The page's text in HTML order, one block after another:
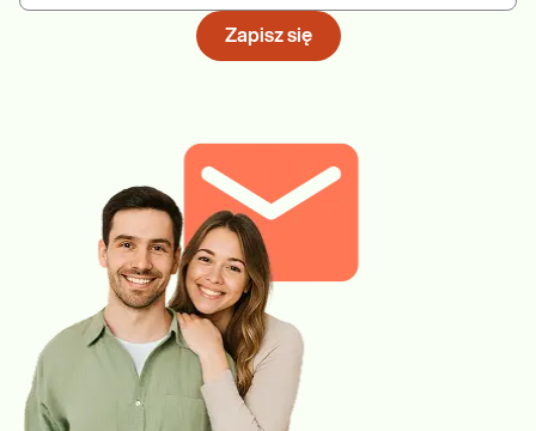
Zapisz się